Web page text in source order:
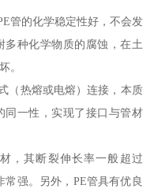
管的化学稳定性好，不会发
多种化学物质的腐蚀，在土
。
（热熔或电熔）连接，本质
同一性，实现了接口与管材
，其断裂伸长率一般超过
常强。另外，PE管具有优良